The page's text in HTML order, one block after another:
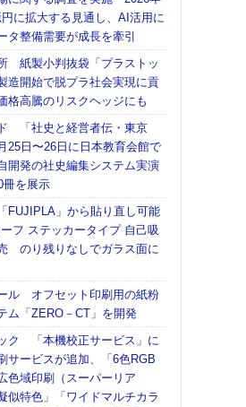
に拡大する見通し、AI活用に
タ整備需要が成長を牽引
紙製小判抜袋「プラストッ
造開始で脱プラ社会実現に貢
高騰のリスクヘッジにも
「社史と経営者伝・東京
25日〜26日に日本教育会館で
発の社史編集システム実演
冊を展示
FUJIPLA」から貼り直し可能
フ ステッカータイプ 自己吸
のり残りなしでガラス面に
ル オフセット印刷用の紙粉
ム「ZERO－CT」を開発
ク 「本機校正サービス」に
サービスが追加、「6色RGB
色域印刷（スーパーリア
似特色」「ワイドマルチカラ